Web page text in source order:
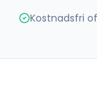
Kostnadsfri